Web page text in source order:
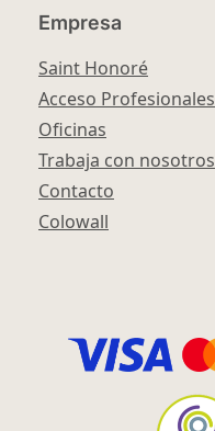
Empresa
Saint Honoré
Acceso Profesionales
Oficinas
Trabaja con nosotros
Contacto
Colowall